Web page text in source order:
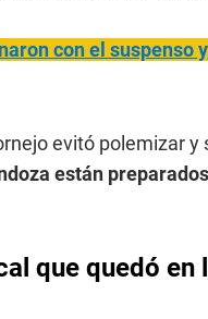
con el suspenso
evitó polemizar y
están preparados
que quedó